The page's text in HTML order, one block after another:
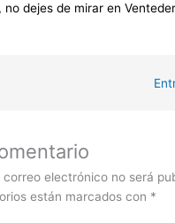
dejes de mirar en
electrónico no será
están marcados con *